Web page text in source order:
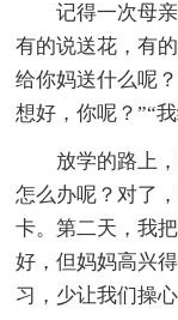
记得一次母亲
有的说送花，有
给你妈送什么呢
想好，你呢？”“
放学的路上，
怎么办呢？对了
卡。第二天，我
好，但妈妈高兴
习，少让我们操